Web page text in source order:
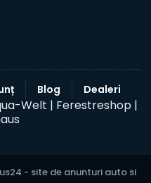
Blog Dealeri
Welt | Ferestreshop |
- site de anunturi auto si